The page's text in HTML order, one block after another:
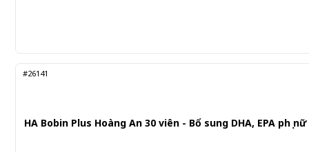
#26141
HA Bobin Plus Hoàng An 30 viên - Bổ sung DHA, EPA phụ